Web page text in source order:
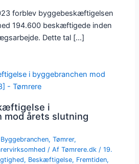
forblev byggebeskæftigelsen
194.600 beskæftigede inden
Dette tal […]
i
mod årets slutning
Byggebranchen,Tømrer,
/ AfTømrere.dk /19.
, Beskæftigelse, Fremtiden,